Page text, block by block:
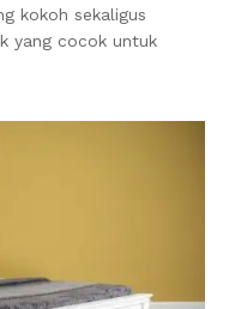
kokoh sekaligus
yang cocok untuk